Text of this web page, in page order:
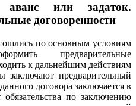
аванс или задаток.
договоренности
по основным условиям
предварительные
к дальнейшим действиям
заключают предварительный
договора заключается в
по заключению